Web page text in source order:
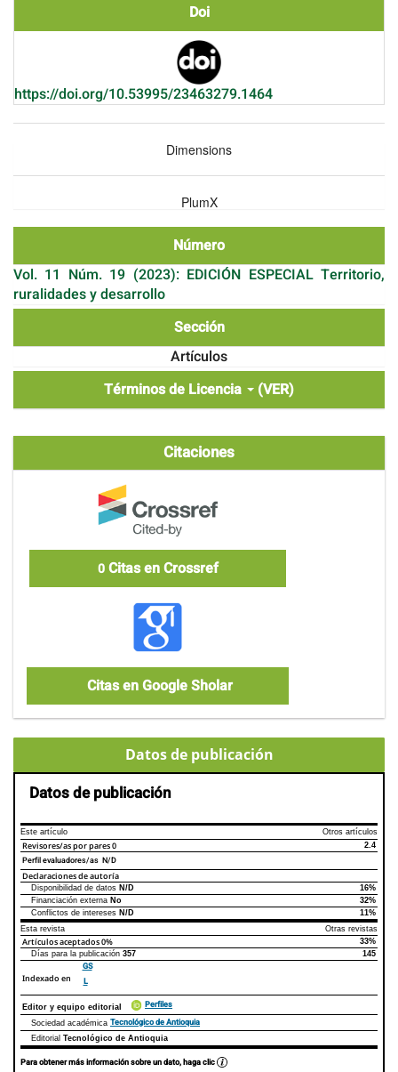
Doi
https://doi.org/10.53995/23463279.1464
Dimensions
PlumX
Número
Vol. 11 Núm. 19 (2023): EDICIÓN ESPECIAL Territorio,
ruralidades y desarrollo
Sección
Artículos
Términos de Licencia
(VER)
Citaciones
0Citas en Crossref
Citas en Google Sholar
Datos de publicación
Datos de publicación
Este artículo Otros artículos
Revisores/as por pares0 2.4
Perfil evaluadores/as N/D
Declaraciones de autoría
Declaraciones de autoríaEste artículo
Disponibilidad de datos N/D
16%
Financiación externa No
32%
Conflictos de intereses N/D
11%
Esta revista
Otras revistas
Artículos aceptados0%
33%
Días para la publicación 357 145
Indexado en
GS
L
Editor y equipo editorial Perfiles
Sociedad académica Tecnológico de Antioquia
Editorial Tecnológico de Antioquia
Para obtener más información sobre un dato, haga clic